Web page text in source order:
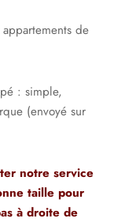
de
: simple,
(envoyé sur
notre service
taille pour
à droite de